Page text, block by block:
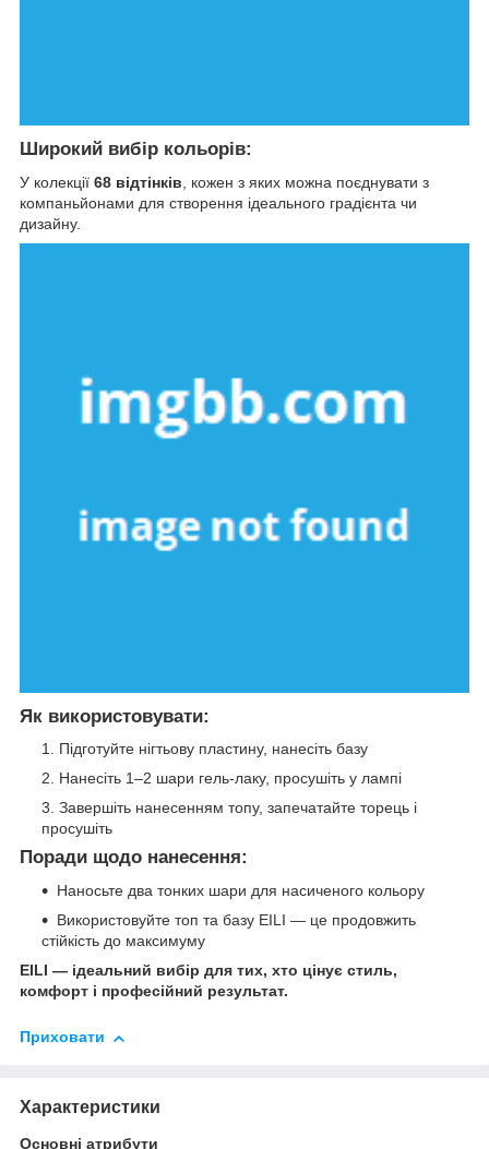
Широкий вибір кольорів:
У колекції 68 відтінків , кожен з яких можна поєднувати з
компаньйонами для створення ідеального градієнта чи
дизайну.
Як використовувати:
Підготуйте нігтьову пластину, нанесіть базу
Нанесіть 1–2 шари гель-лаку, просушіть у лампі
Завершіть нанесенням топу, запечатайте торець і
просушіть
Поради щодо нанесення:
Наносьте два тонких шари для насиченого кольору
Використовуйте топ та базу EILI — це продовжить
стійкість до максимуму
EILI — ідеальний вибір для тих, хто цінує стиль,
комфорт і професійний результат.
Приховати
Характеристики
Основні атрибути